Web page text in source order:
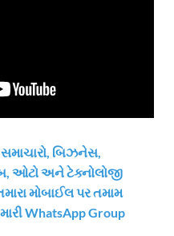
બિઝનેસ,
ઓટો અને ટેક્નોલોજી
મોબાઈલ પર તમામ
WhatsApp Group